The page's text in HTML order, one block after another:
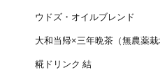
ウドズ・オイルブレンド
大和当帰×三年晩茶（無農薬栽
糀ドリンク 結